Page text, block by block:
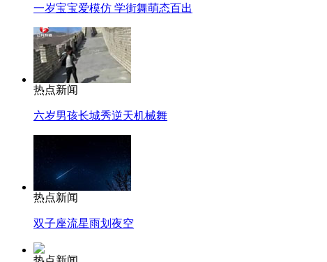
一岁宝宝爱模仿 学街舞萌态百出
热点新闻
六岁男孩长城秀逆天机械舞
热点新闻
双子座流星雨划夜空